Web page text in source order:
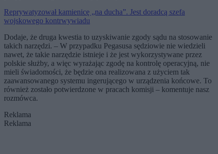
Reprywatyzował kamienicę „na ducha”. Jest doradcą szefa
wojskowego kontrwywiadu
Dodaje, że druga kwestia to uzyskiwanie zgody sądu na stosowanie
takich narzędzi. – W przypadku Pegasusa sędziowie nie wiedzieli
nawet, że takie narzędzie istnieje i że jest wykorzystywane przez
polskie służby, a więc wyrażając zgodę na kontrolę operacyjną, nie
mieli świadomości, że będzie ona realizowana z użyciem tak
zaawansowanego systemu ingerującego w urządzenia końcowe. To
również zostało potwierdzone w pracach komisji – komentuje nasz
rozmówca.
Reklama
Reklama